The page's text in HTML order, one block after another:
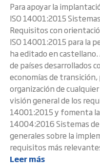
Para apoyar la
ISO 14001:2015
Requisitos con
ISO 14001:2015 para la
ha editado en
de países desarrollados
economías de
organización de
visión general de los
14001:2015 y fomenta
14004:2016 Sistemas
generales sobre la
requisitos más
Leer más